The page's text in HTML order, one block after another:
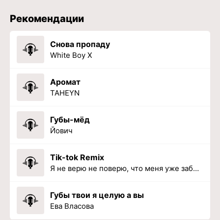
Рекомендации
Снова пропаду
White Boy X
Аромат
TAHEYN
Губы-мёд
Йович
Tik-tok Remix
Я не верю не поверю, что меня уже забыла
Губы твои я целую а вы
Ева Власова